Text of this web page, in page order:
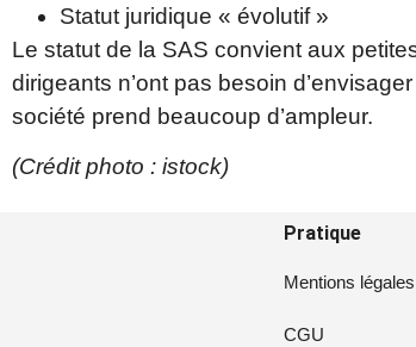
Statut juridique « évolutif »
Le statut de la SAS convient aux
dirigeants n’ont pas besoin
société prend beaucoup d’ampleur.
(Crédit photo : istock)
Pratique
Mentions légales
CGU